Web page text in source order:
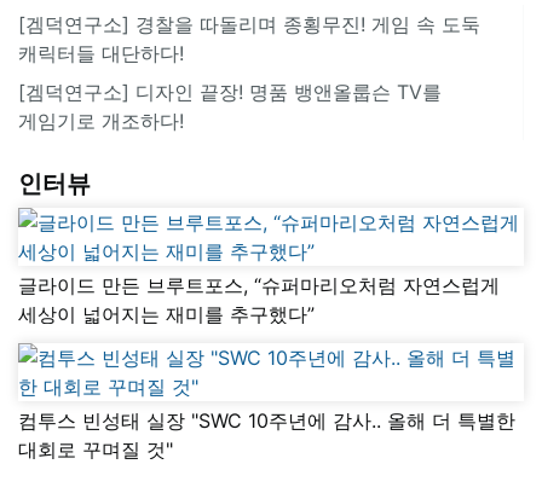
[겜덕연구소] 경찰을 따돌리며 종횡무진! 게임 속 도둑
캐릭터들 대단하다!
[겜덕연구소] 디자인 끝장! 명품 뱅앤올룹슨 TV를
게임기로 개조하다!
인터뷰
글라이드 만든 브루트포스, “슈퍼마리오처럼 자연스럽게
세상이 넓어지는 재미를 추구했다”
컴투스 빈성태 실장 "SWC 10주년에 감사.. 올해 더 특별한
대회로 꾸며질 것"